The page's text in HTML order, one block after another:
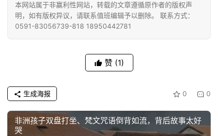
本网站属于非赢利性网站，转载的文章遵循原作者的版权声
明，如有版权异议，请联系值班编辑予以删除。 联系方式：
0591-83056739-818 18950442781
赞 (1)
0 0
生成海报
非洲孩子双盘打坐、梵文咒语倒背如流，背后故事太好
哭